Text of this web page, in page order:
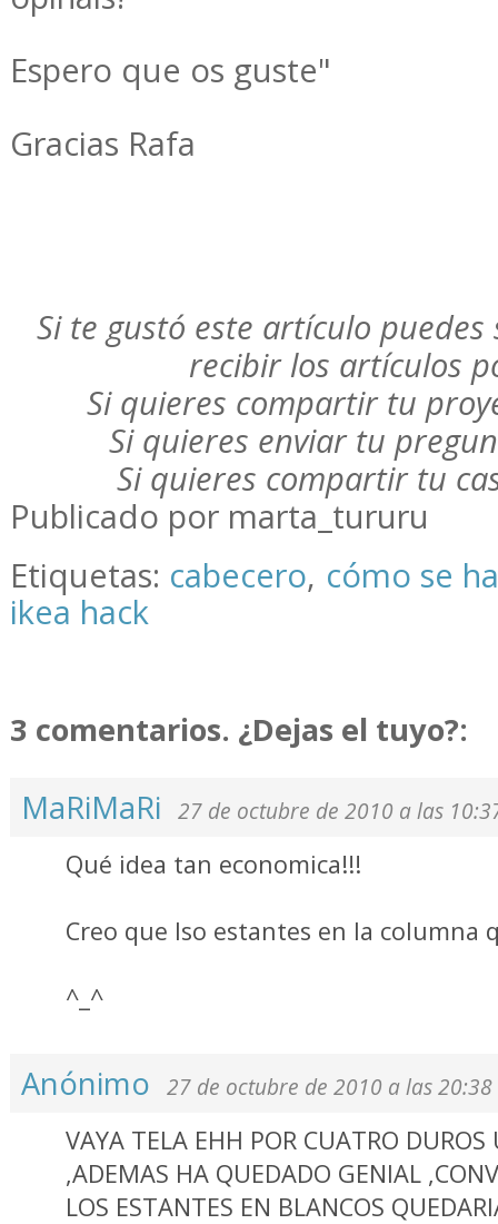
Espero que os guste"
Gracias Rafa
Si te gustó este artículo
recibir los artículos
Si quieres compartir tu
Si quieres enviar tu
Si quieres compartir tu
Publicado por marta_tururu
Etiquetas: cabecero, cómo se
ikea hack
3 comentarios. ¿Dejas el tuyo?:
MaRiMaRi
27 de octubre de 2010 a las
Qué idea tan economica!!!
Creo que lso estantes en la columna
^_^
Anónimo 27 de octubre de 2010 a las 20:38
VAYA TELA EHH POR CUATRO DUROS
,ADEMAS HA QUEDADO GENIAL
LOS ESTANTES EN BLANCOS